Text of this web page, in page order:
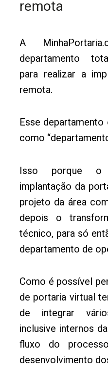
remota
A
departamento
para realizar a
remota.
Esse
como
Isso porque o
implantação da
projeto da área
depois o
técnico, para só
departamento de
Como é possível
de portaria virtual
de integrar
inclusive internos
fluxo do
desenvolvimento